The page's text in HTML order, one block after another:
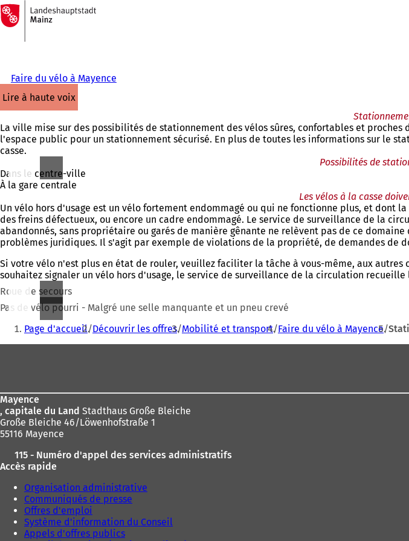
Accéder au contenu
Vers
la
page
d'accueil
Faire du vélo à Mayence
lire à haute voix
La ville mise sur des possibilités de stationnement des vélos sûres, confortables et
l'espace public pour un stationnement sécurisé. En plus de toutes les informations sur le
casse.
Possibilités de
Dans le centre-ville
À la gare centrale
Les vélos à la casse
Un vélo hors d'usage est un vélo fortement endommagé ou qui ne fonctionne plus, et dont
des freins défectueux, ou encore un cadre endommagé. Le service de surveillance de la
abandonnés, sans propriétaire ou garés de manière gênante ne relèvent pas de ce
problèmes juridiques. Il s'agit par exemple de violations de la propriété, de demandes de
Si votre vélo n'est plus en état de rouler, veuillez faciliter la tâche à vous-même, aux
souhaitez signaler un vélo hors d'usage, le service de surveillance de la circulation recueille
Roue de secours
Pas de vélo pourri - Malgré une selle manquante et un pneu crevé
Vous
êtes
Page d'accueil Découvrir les offres Mobilité et transport Faire du vélo à Mayence
Mayence
, capitale du Land Stadthaus Große Bleiche
Große Bleiche 46/Löwenhofstraße 1
55116 Mayence
115 - Numéro d'appel des services administratifs
Accès rapide
Organisation administrative
Communiqués de presse
Offres d'emploi
Système d'information du Conseil
Appels d'offres publics